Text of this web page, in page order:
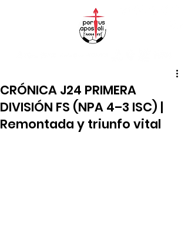
CRÓNICA J24 PRIMERA
DIVISIÓN FS (NPA 4–3 ISC) |
Remontada y triunfo vital